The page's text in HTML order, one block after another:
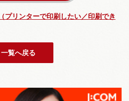
プリンターで印刷したい／印刷でき
一覧へ戻る